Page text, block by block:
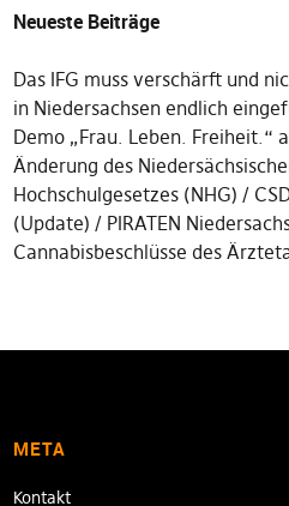
Neueste Beiträge
Das IFG muss verschärft und
in Niedersachsen endlich
Demo „Frau. Leben. Freiheit.“
Änderung des
Hochschulgesetzes (NHG)
(Update)
PIRATEN
Cannabisbeschlüsse des
META
Kontakt